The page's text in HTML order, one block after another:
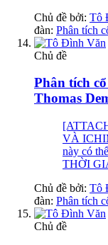
Chủ đề bởi: Tô
đàn: Phân tích
Chủ đề
Phân tích
Thomas
VÀ
này có
THỜI
Chủ đề bởi: Tô
đàn: Phân tích
Chủ đề